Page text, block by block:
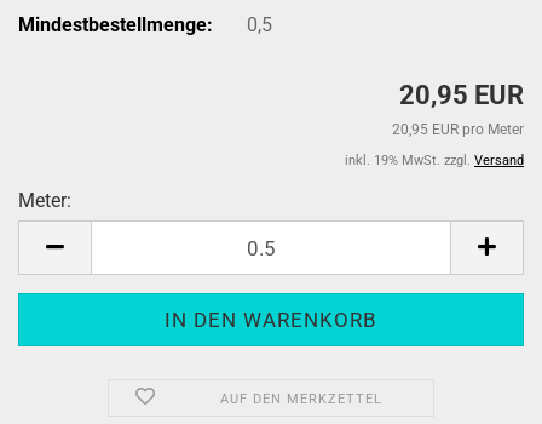
Mindestbestellmenge:
0,5
20,95 EUR
20,95 EUR pro Meter
inkl. 19% MwSt. zzgl. Versand
Meter:
AUF DEN MERKZETTEL